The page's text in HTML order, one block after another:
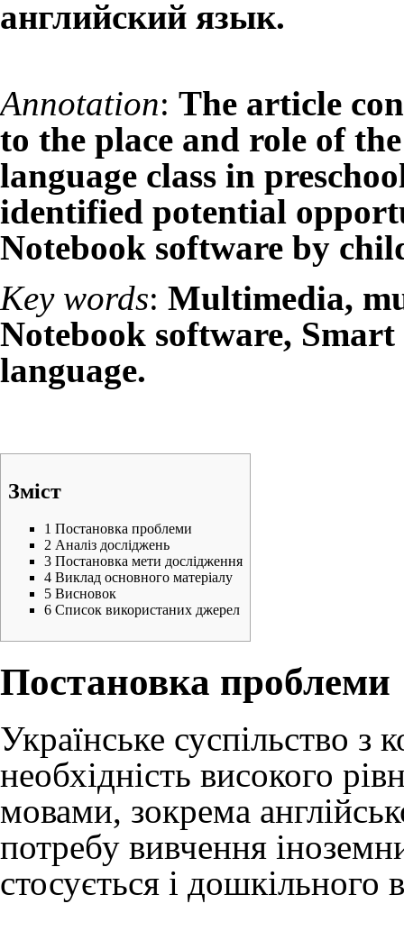
английский язык.
Annotation: The article
to the place and role of
language class in
identified potential
Notebook software by
Key words: Multimedia,
Notebook software,
language.
Зміст
1 Постановка проблеми
2 Аналіз досліджень
3 Постановка мети дослідження
4 Виклад основного матеріалу
5 Висновок
6 Список використаних джерел
Постановка проблеми
Українське суспільство
необхідність високого
мовами, зокрема
потребу вивчення
стосується і дошкільного